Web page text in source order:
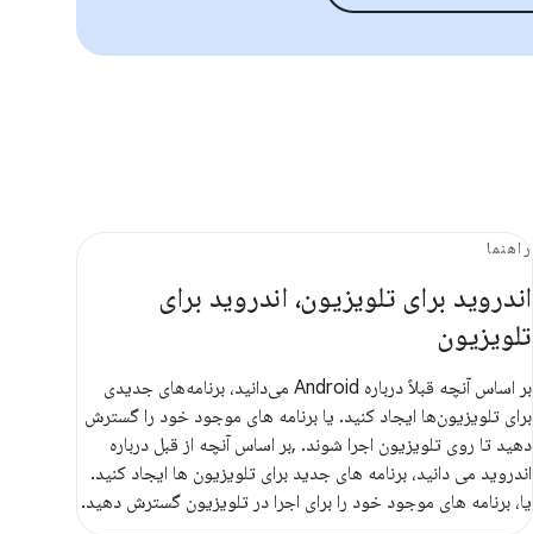
راهنما
اندروید برای تلویزیون، اندروید برای
تلویزیون
بر اساس آنچه قبلاً درباره Android می‌دانید، برنامه‌های جدیدی
برای تلویزیون‌ها ایجاد کنید. یا برنامه های موجود خود را گسترش
دهید تا روی تلویزیون اجرا شوند. ,بر اساس آنچه از قبل درباره
اندروید می دانید، برنامه های جدید برای تلویزیون ها ایجاد کنید.
یا، برنامه های موجود خود را برای اجرا در تلویزیون گسترش دهید.